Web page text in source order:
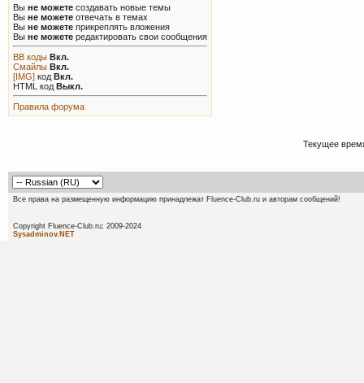
Вы не можете создавать новые темы
Вы не можете отвечать в темах
Вы не можете прикреплять вложения
Вы не можете редактировать свои сообщения
BB коды Вкл.
Смайлы Вкл.
[IMG] код Вкл.
HTML код Выкл.
Правила форума
Текущее
Все права на размещенную информацию принадлежат Fluence-Club.ru и авторам сообщений!
Copyright Fluence-Club.ru;
Sysadminov.NET